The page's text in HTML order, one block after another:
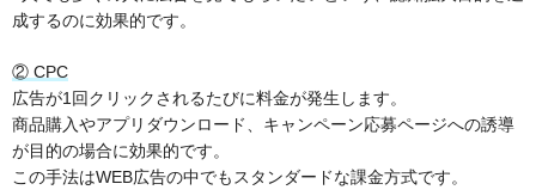
成するのに効果的です。
② CPC
広告が1回クリックされるたびに料金が発生します。
商品購入やアプリダウンロード、キャンペーン応募ページへの誘導
が目的の場合に効果的です。
この手法はWEB広告の中でもスタンダードな課金方式です。